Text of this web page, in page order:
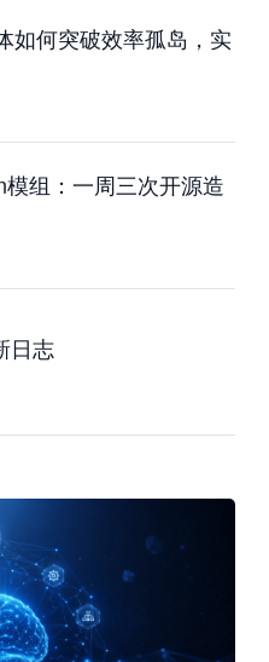
如何突破效率孤岛，实
组：一周三次开源造
日志